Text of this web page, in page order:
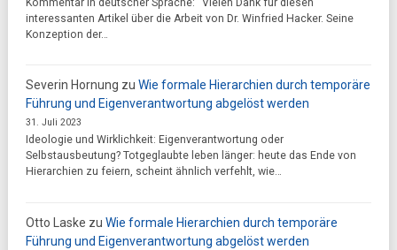
Kommentar in deutscher Sprache: "Vielen Dank für diesen
interessanten Artikel über die Arbeit von Dr. Winfried Hacker. Seine
Konzeption der…
Severin Hornung zu Wie formale Hierarchien durch temporäre
Führung und Eigenverantwortung abgelöst werden
31. Juli 2023
Ideologie und Wirklichkeit: Eigenverantwortung oder
Selbstausbeutung? Totgeglaubte leben länger: heute das Ende von
Hierarchien zu feiern, scheint ähnlich verfehlt, wie…
Otto Laske zu Wie formale Hierarchien durch temporäre
Führung und Eigenverantwortung abgelöst werden